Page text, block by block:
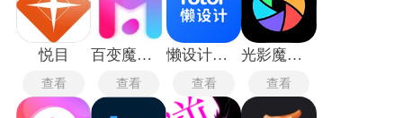
笔刷实现像素级精准控制，无论是商业摄影的瑕疵修复还是艺
术创作的色调重塑，均能在指尖完成专业级输出。
悦目
查看
百变魔图旧版本
查看
懒设计手机版
查看
光影魔术手手机版
查看